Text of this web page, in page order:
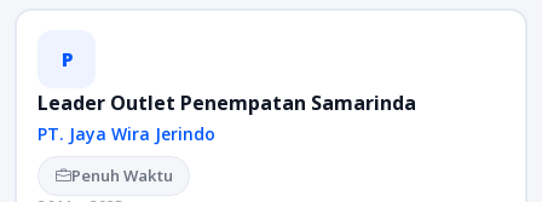
P
Leader Outlet Penempatan Samarinda
PT. Jaya Wira Jerindo
Penuh Waktu